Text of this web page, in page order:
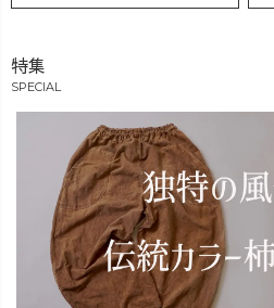
特集
SPECIAL